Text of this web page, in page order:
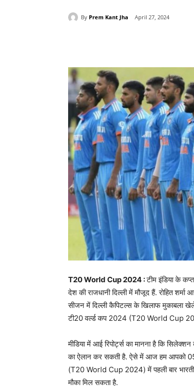
By Prem Kant Jha April 27, 2024
T20 World Cup 2024 :टीम इंडिया के
देश की राजधानी दिल्ली में मौजूद हैं. रोहित
सीजन में दिल्ली कैपिटल्स के खिलाफ मुकाबला
टी20 वर्ल्ड कप 2024 (T20 World Cup
मीडिया में आई रिपोर्ट्स का मानना है कि
का ऐलान कर सकती है. ऐसे में आज हम आपको 05
(T20 World Cup 2024) में पहली बार
मौका मिल सकता है.